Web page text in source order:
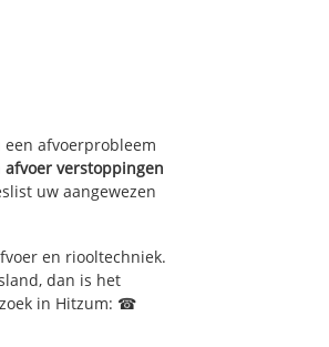
afvoerprobleem
afvoer verstoppingen
uw aangewezen
en riooltechniek.
dan is het
in Hitzum: ☎